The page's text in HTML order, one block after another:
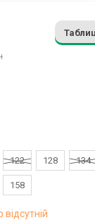
122 128 134
158